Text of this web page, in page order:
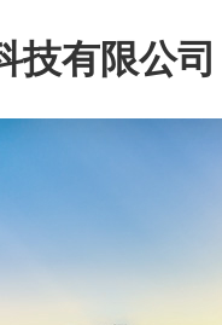
技有限公司